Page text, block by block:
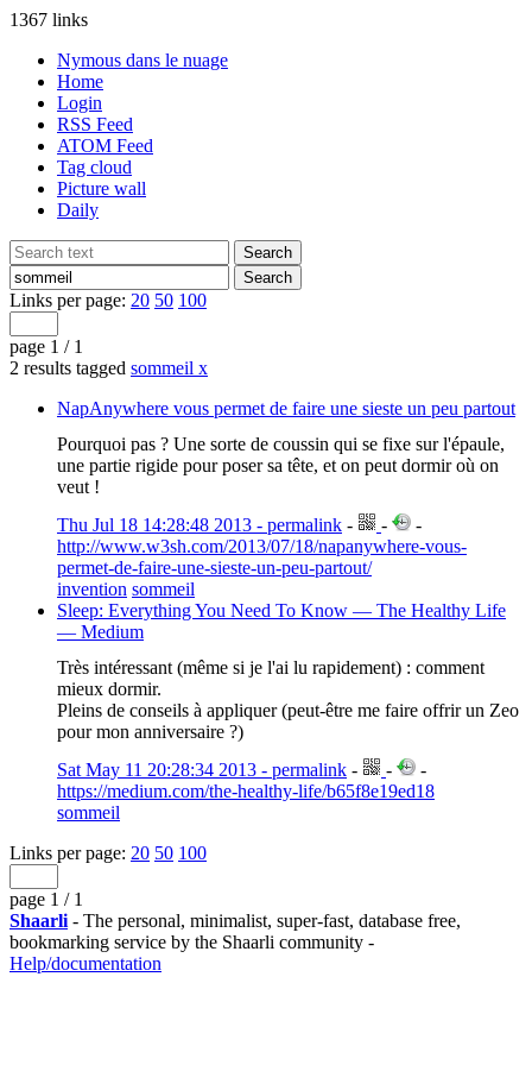
1367 links
Nymous dans le nuage
Home
Login
RSS Feed
ATOM Feed
Tag cloud
Picture wall
Daily
Links per page: 20 50 100
page 1 / 1
2 results tagged sommeil x
NapAnywhere vous permet de faire une sieste un peu partout
Pourquoi pas ? Une sorte de coussin qui se fixe sur l'épaule,
une partie rigide pour poser sa tête, et on peut dormir où on
veut !
Thu Jul 18 14:28:48 2013 - permalink - -
-
http://www.w3sh.com/2013/07/18/napanywhere-vous-
permet-de-faire-une-sieste-un-peu-partout/
invention sommeil
Sleep: Everything You Need To Know — The Healthy Life
— Medium
Très intéressant (même si je l'ai lu rapidement) : comment
mieux dormir.
Pleins de conseils à appliquer (peut-être me faire offrir un Zeo
pour mon anniversaire ?)
Sat May 11 20:28:34 2013 - permalink - -
-
https://medium.com/the-healthy-life/b65f8e19ed18
sommeil
Links per page: 20 50 100
page 1 / 1
Shaarli - The personal, minimalist, super-fast, database free,
bookmarking service by the Shaarli community -
Help/documentation